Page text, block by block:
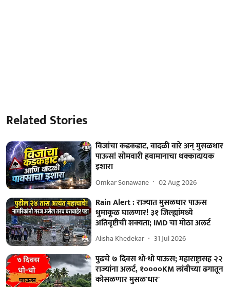
Related Stories
विजांचा कडकडाट, वादळी वारे अन् मुसळधार
पाऊस! सोमवारी हवामानाचा धक्कादायक
इशारा
Omkar Sonawane 02 Aug 2026
Rain Alert : राज्यात मुसळधार पाऊस
धुमाकूळ घालणार! ३१ जिल्ह्यांमध्ये
अतिवृष्टीची शक्यता; IMD चा मोठा अलर्ट
Alisha Khedekar 31 Jul 2026
पुढचे ७ दिवस धो-धो पाऊस; महाराष्ट्रासह २२
राज्यांना अलर्ट, १००००KM लांबीच्या ढगातून
कोसळणार मुसळ'धार'